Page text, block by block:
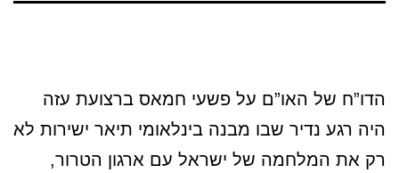
הדו”ח של האו”ם על פשעי חמאס ברצועת עזה
היה רגע נדיר שבו מבנה בינלאומי תיאר ישירות לא
רק את המלחמה של ישראל עם ארגון הטרור,